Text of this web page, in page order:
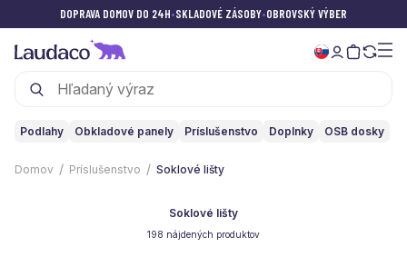
DOPRAVA DOMOV DO 24H•SKLADOVÉ ZÁSOBY•OBROVSKÝ VÝBER
Podlahy Obkladové panely Príslušenstvo Doplnky OSB dosky
Domov Príslušenstvo Soklové lišty
Soklové lišty
198 nájdených produktov